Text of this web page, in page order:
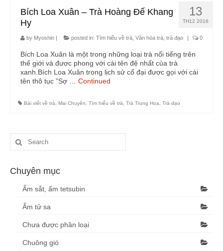
Chuông gió
Chuông mõ pháp khí
Trầm hương – Trầm cụ
Trầu, tẩu thuốc
Blog
Văn hóa trà, trà đạo, trà cụ
Thư viện
Thư viện video
Giới thiệu
13
TH12 2016
Bích Loa Xuân – Trà Hoàng Đế Khang
Hy
by Myoshin | posted in: Tìm hiểu về trà Văn hóa trà, trà đạo | 0
Bích Loa Xuân là một trong những loại trà nổi tiếng trên
thế giới và được phong với cái tên đệ nhất của trà
xanh.Bích Loa Xuân trong lịch sử cổ đại được gọi với cái
tên thô tục ”Sợ … Continued
Bài viết về trà Mai Chuyên Tìm hiểu về trà Trà Trung Hoa Trà đạo
Chuyên mục
Ấm sắt, ấm tetsubin
Ấm tử sa
Chưa được phân loại
Chuông gió